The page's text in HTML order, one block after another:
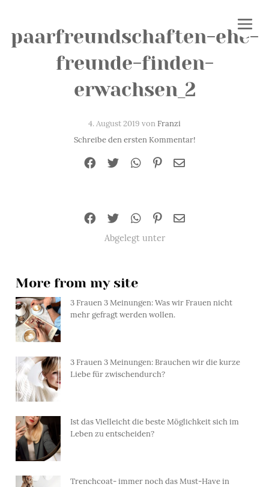
paarfreundschaften-ehe-
freunde-finden-
erwachsen_2
4. August 2019 vonFranzi
Schreibe den ersten Kommentar!
Abgelegt unter
More from my site
3 Frauen 3 Meinungen: Was wir Frauen nicht
mehr gefragt werden wollen.
3 Frauen 3 Meinungen: Brauchen wir die kurze
Liebe für zwischendurch?
Ist das Vielleicht die beste Möglichkeit sich im
Leben zu entscheiden?
Trenchcoat- immer noch das Must-Have in